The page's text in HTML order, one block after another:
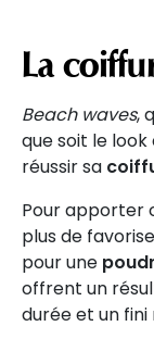
La
Beach waves,
que soit le
réussir sa
Pour apporter
plus de
pour une
offrent un
durée et un